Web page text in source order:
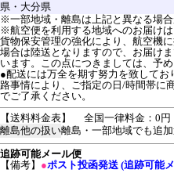
県・大分県
※一部地域・離島は上記と異なる場合
※航空便を利用する地域へのお届け
貨物保安管理の強化により、航空機
場合は陸送となりますので、お届け
います。この点につきましては、予め
●配送には万全を期す努力を致して
路事情により、ご指定の日/時間帯に
でご了承ください。
【送料料金表】
全国一律料金：0円
離島他の扱い離島・一部地域でも追
追跡可能メール便
【備考】 ●ポスト投函発送 (追跡可能